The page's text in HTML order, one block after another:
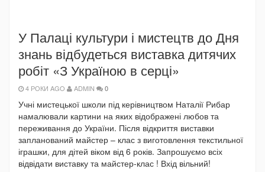
У Палаці культури і мистецтв до Дня
знань відбудеться виставка дитячих
робіт «З Україною в серці»
4 РОКИ AGO ADMIN 0
Учні мистецької школи під керівництвом Наталії Рибар
намалювали картини на яких відображені любов та
переживання до України. Після відкриття виставки
запланований майстер – клас з виготовлення текстильної
іграшки, для дітей віком від 6 років. Запрошуємо всіх
відвідати виставку та майстер-клас ! Вхід вільний!